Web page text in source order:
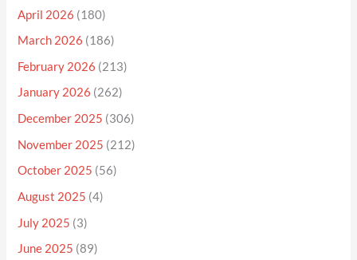
April 2026 (180)
March 2026 (186)
February 2026 (213)
January 2026 (262)
December 2025 (306)
November 2025 (212)
October 2025 (56)
August 2025 (4)
July 2025 (3)
June 2025 (89)